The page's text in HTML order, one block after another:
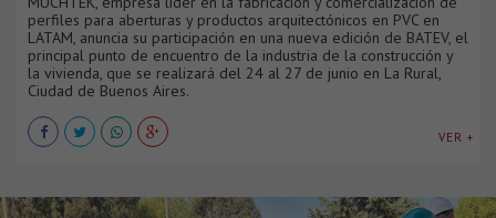
perfiles para aberturas y productos arquitectónicos en PVC en
LATAM, anuncia su participación en una nueva edición de BATEV, el
principal punto de encuentro de la industria de la construcción y
la vivienda, que se realizará del 24 al 27 de junio en La Rural,
Ciudad de Buenos Aires.
VER +